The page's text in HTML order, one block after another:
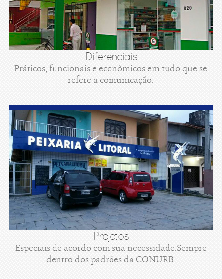
Diferenciais
Práticos, funcionais e econômicos em tudo que se
refere a comunicação.
Projetos
Especiais de acordo com sua necessidade.Sempre
dentro dos padrões da CONURB.